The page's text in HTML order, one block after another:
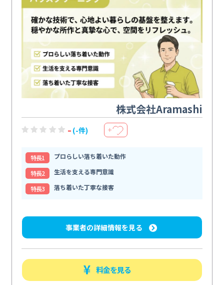
株式会社Aramashi
- (-件) ＋
特⻑1
プロらしい落ち着いた動作
特⻑2
生活を支える専門意識
特⻑3
落ち着いた丁寧な接客
事業者の詳細情報を見る
料金を見る